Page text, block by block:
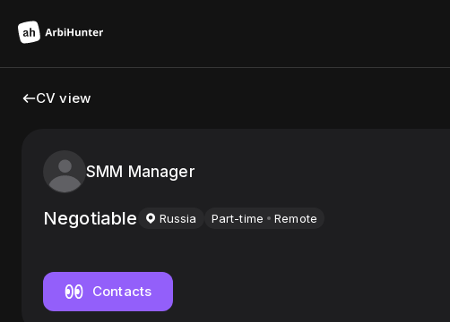
CV view
SMM Manager
Negotiable Russia Part-time Remote
Contacts